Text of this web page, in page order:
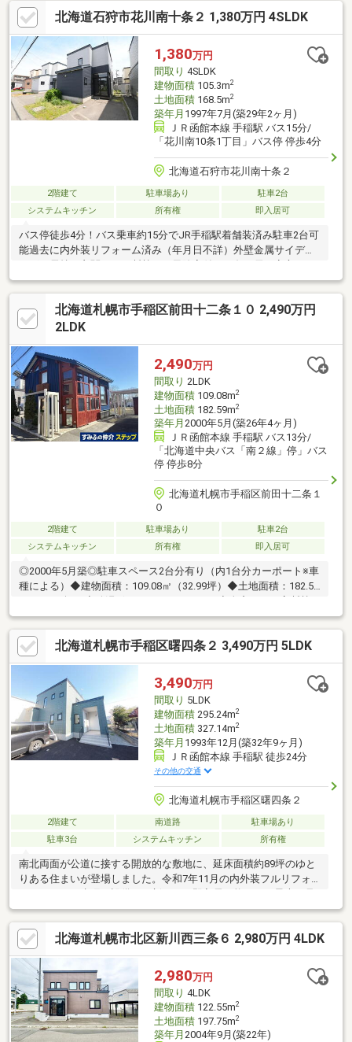
北海道石狩市花川南十条２ 1,380万円 4SLDK
1,380万円
間取り 4SLDK
建物面積105.3m2
土地面積168.5m2
築年月 1997年7月(築29年2ヶ月)
ＪＲ函館本線 手稲駅 バス15分/
「花川南10条1丁目」バス停 停歩4分
北海道石狩市花川南十条２
2階建て 駐車場あり
駐車2台
システムキッチン
所有権 即入居可
バス停徒歩4分！バス乗車約15分でJR手稲駅着舗装済み駐車2台可
能過去に内外装リフォーム済み（年月日不詳）外壁金属サイディ
ングで長持ち玄関ドアは断熱ドア風除室付きで冬の雪も安心キッ
チン、ユニットバス、トイレ、シャンドレ等過去に交換済みユニ
ットバスは窓付きで換気良好南東向きリビング日当良好庭付きで
家庭菜園などにぴったり物置付きキッチンはリビングから見えに
くく気楽にお料理♪2階主寝室広々約7.5帖+ウォークインクローゼ
サッシは複層ペアサッシ追加リフォームのご相談もお任せくださ
い
北海道札幌市手稲区前田十二条１０ 2,490万円
2LDK
2,490万円
間取り 2LDK
建物面積109.08m2
土地面積182.59m2
築年月 2000年5月(築26年4ヶ月)
ＪＲ函館本線 手稲駅 バス13分/
「北海道中央バス「南２線」停」バス
停 停歩8分
北海道札幌市手稲区前田十二条１
０
2階建て 駐車場あり
駐車2台
システムキッチン
所有権 即入居可
◎2000年5月築◎駐車スペース2台分有り（内1台分カーポート※車
種による）◆建物面積：109.08㎡（32.99坪）◆土地面積：182.59
アガラス（スペーシア）◆庭有り◆閑静な住宅街
北海道札幌市手稲区曙四条２ 3,490万円 5LDK
3,490万円
間取り 5LDK
建物面積295.24m2
土地面積327.14m2
築年月 1993年12月(築32年9ヶ月)
ＪＲ函館本線 手稲駅 徒歩24分
その他の交通
北海道札幌市手稲区曙四条２
2階建て 南道路
駐車場あり
駐車3台
システムキッチン 所有権
南北両面が公道に接する開放的な敷地に、延床面積約89坪のゆと
りある住まいが登場しました。令和7年11月の内外装フルリフォ
ームにより、水廻り設備も一新され、即入居可能です。最大の見
どころは35.9帖の圧巻のLDKで、リビングからテラスへも出入り
でき、約8帖の開放的な玄関ホールが迎えてくれます。2階の洋室
3部屋には全てウォークインクローゼットを完備し、地下には広大
な物置スペース、さらには計3～4台分の駐車スペース（電動シャ
ッター車庫付）を確保。広縁付きの8帖和室や1221サイズの広々
バスなど、細部までこだわりが詰まった邸宅です 。
北海道札幌市北区新川西三条６ 2,980万円 4LDK
2,980万円
間取り 4LDK
建物面積122.55m2
土地面積197.75m2
築年月 2004年9月(築22年)